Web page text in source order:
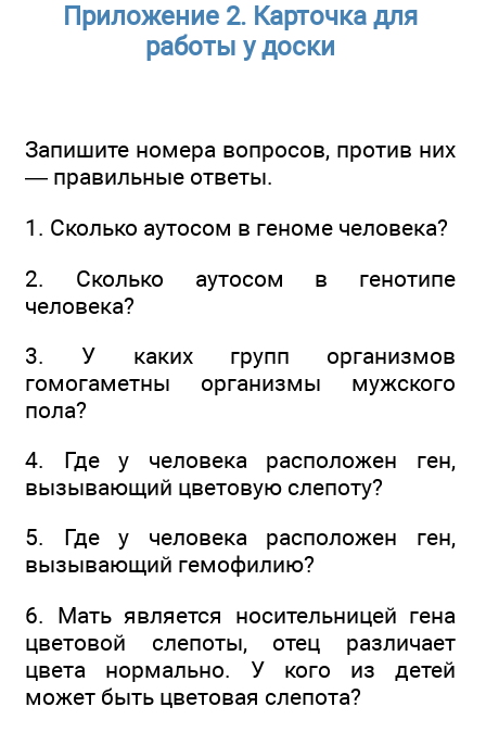
Приложение 2. Карточка для
работы у доски
Запишите номера вопросов, против них
— правильные ответы.
1. Сколько аутосом в геноме человека?
2. Сколько аутосом в генотипе
человека?
3. У каких групп организмов
гомогаметны организмы мужского
пола?
4. Где у человека расположен ген,
вызывающий цветовую слепоту?
5. Где у человека расположен ген,
вызывающий гемофилию?
6. Мать является носительницей гена
цветовой слепоты, отец различает
цвета нормально. У кого из детей
может быть цветовая слепота?